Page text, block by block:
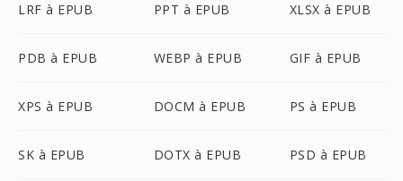
LRF à EPUB PPT à EPUB XLSX à EPUB
PDB à EPUB WEBP à EPUB GIF à EPUB
XPS à EPUB DOCM à EPUB PS à EPUB
SK à EPUB DOTX à EPUB PSD à EPUB